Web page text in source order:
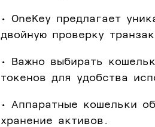
• OneKey предлагает
двойную проверку
• Важно выбирать
токенов для удобства
• Аппаратные кошельки
хранение активов.